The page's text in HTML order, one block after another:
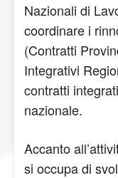
Nazionali di
coordinare i
(Contratti
Integrativi
contratti
nazionale.
Accanto
si occupa di